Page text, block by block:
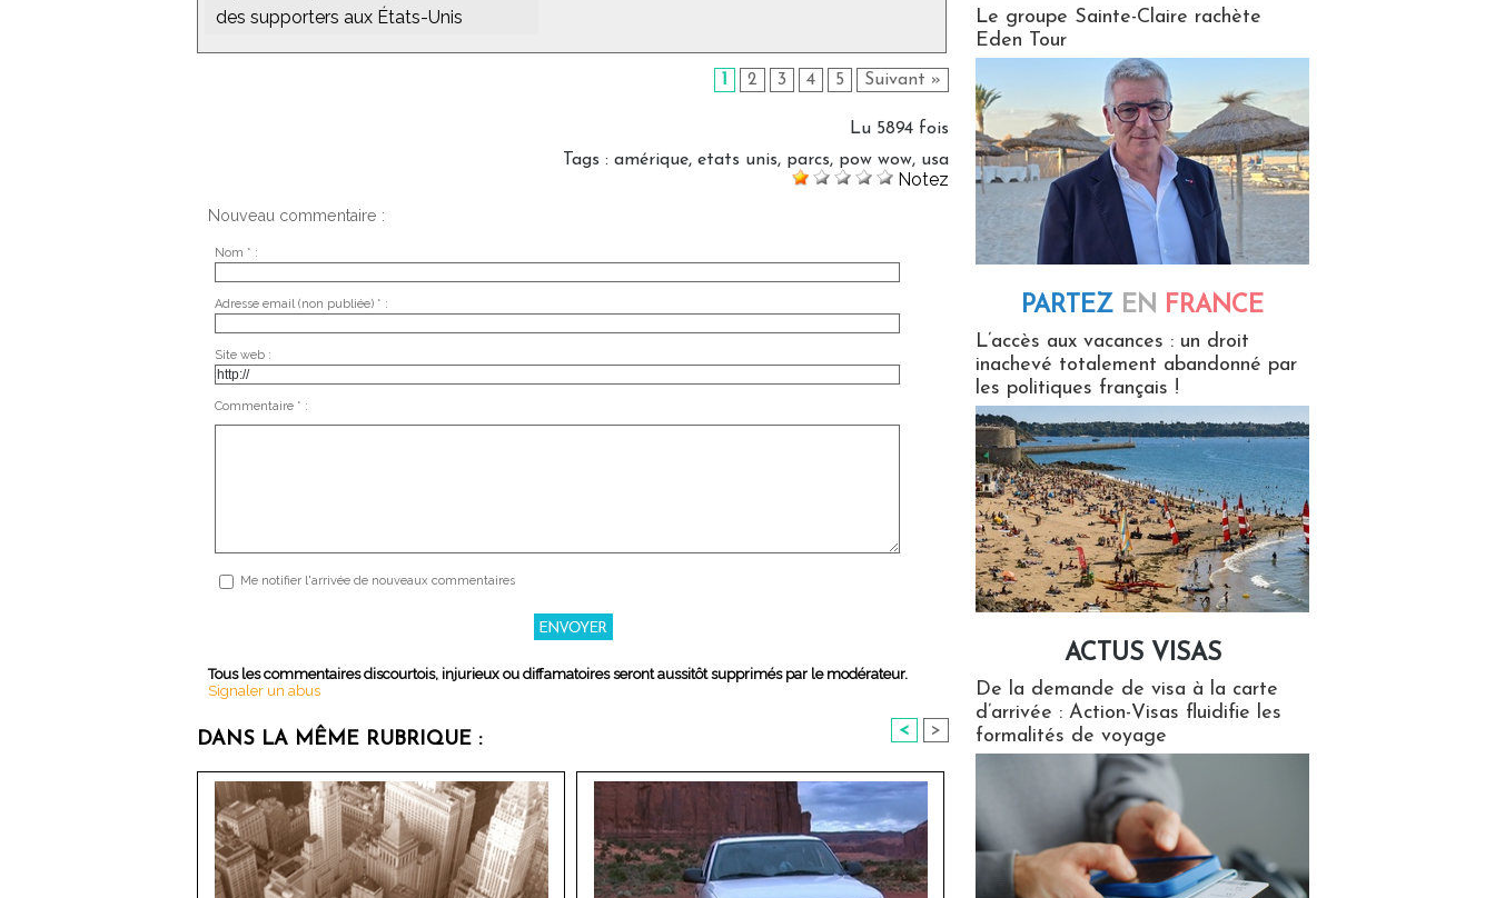
des supporters aux États-Unis
1 2 3 4 5 Suivant »
Lu 5894 fois
Tags : amérique, etats unis, parcs, pow wow, usa
Notez
Nouveau commentaire :
Nom * :
Adresse email (non publiée) * :
Site web :
Commentaire * :
Me notifier l'arrivée de nouveaux commentaires
Tous les commentaires discourtois, injurieux ou diffamatoires seront aussitôt supprimés par le modérateur.
Signaler un abus
DANS LA MÊME RUBRIQUE : < >
Le groupe Sainte-Claire rachète
Eden Tour
PARTEZ EN FRANCE
L’accès aux vacances : un droit
inachevé totalement abandonné par
les politiques français !
ACTUS VISAS
De la demande de visa à la carte
d’arrivée : Action-Visas fluidifie les
formalités de voyage